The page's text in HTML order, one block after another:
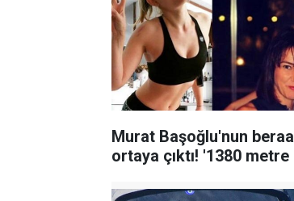
Murat Başoğlu'nun
ortaya çıktı! '1380